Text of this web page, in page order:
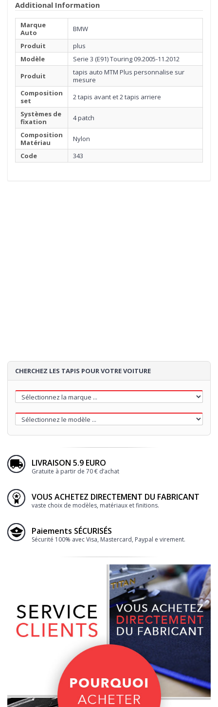
Additional Information
Marque
Auto
BMW
Produit
plus
Modèle
Serie 3 (E91) Touring 09.2005-11.2012
Produit
tapis auto MTM Plus personnalise sur
mesure
Composition
set
2 tapis avant et 2 tapis arriere
Systèmes de
fixation
4 patch
Composition
Matériau
Nylon
Code
343
CHERCHEZ LES TAPIS POUR VOTRE VOITURE
LIVRAISON 5.9 EURO
Gratuite à partir de 70 € d’achat
VOUS ACHETEZ DIRECTEMENT DU FABRICANT
vaste choix de modèles, matériaux et finitions.
Paiements SÉCURISÉS
Sécurité 100% avec Visa, Mastercard, Paypal e virement.